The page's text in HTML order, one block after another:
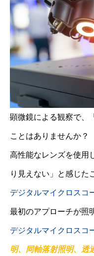
顕微鏡による観察で、
ことはありませんか？
高性能なレンズを使用
り見えない」と感じた
デジタルマイクロスコ
最初のアプローチが照
デジタルマイクロスコ
明、同軸落射照明、透